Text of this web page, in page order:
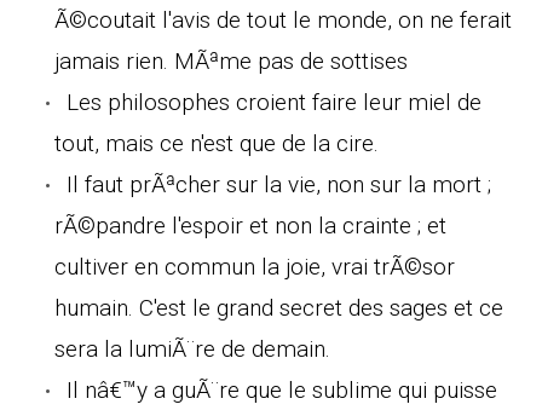
Ã©coutait l'avis de tout le monde, on ne ferait
jamais rien. MÃªme pas de sottises
Les philosophes croient faire leur miel de
tout, mais ce n'est que de la cire.
Il faut prÃªcher sur la vie, non sur la mort ;
rÃ©pandre l'espoir et non la crainte ; et
cultiver en commun la joie, vrai trÃ©sor
humain. C'est le grand secret des sages et ce
sera la lumiÃ¨re de demain.
Il nâ€™y a guÃ¨re que le sublime qui puisse